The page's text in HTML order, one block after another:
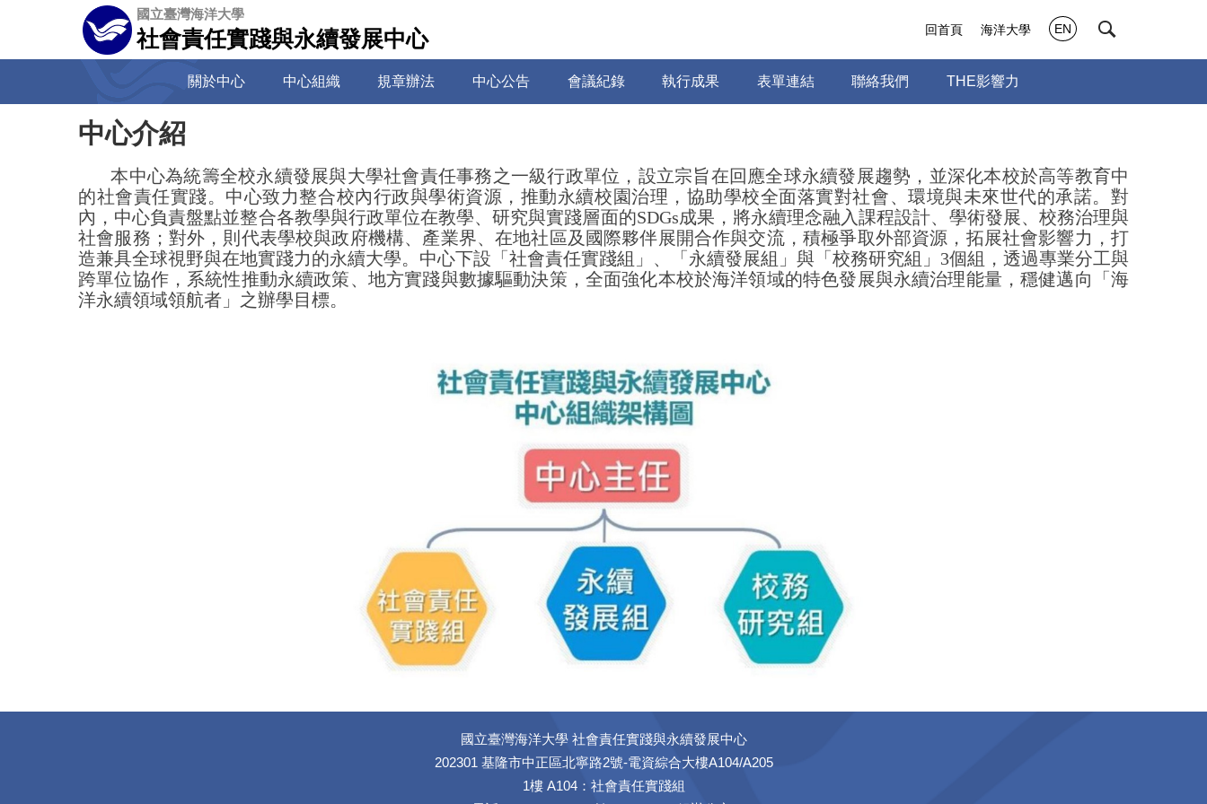
國立臺灣海洋大學
社會責任實踐與永續發展中心 回首頁 海洋大學 EN
關於中心 中心組織 規章辦法 中心公告 會議紀錄 執行成果 表單連結 聯絡我們 THE影響力
中心介紹
本中心為統籌全校永續發展與大學社會責任事務之一級行政單位，設立宗旨在回應全球永續發展趨勢，並深化本校於高等教育中
的社會責任實踐。中心致力整合校內行政與學術資源，推動永續校園治理，協助學校全面落實對社會、環境與未來世代的承諾。對
內，中心負責盤點並整合各教學與行政單位在教學、研究與實踐層面的SDGs成果，將永續理念融入課程設計、學術發展、校務治理與
社會服務；對外，則代表學校與政府機構、產業界、在地社區及國際夥伴展開合作與交流，積極爭取外部資源，拓展社會影響力，打
造兼具全球視野與在地實踐力的永續大學。中心下設「社會責任實踐組」、「永續發展組」與「校務研究組」 3個組，透過專業分工與
跨單位協作，系統性推動永續政策、地方實踐與數據驅動決策，全面強化本校於海洋領域的特色發展與永續治理能量，穩健邁向「海
洋永續領域領航者」之辦學目標。
國立臺灣海洋大學 社會責任實踐與永續發展中心
202301 基隆市中正區北寧路2號-電資綜合大樓A104/A205
1樓 A104：社會責任實踐組